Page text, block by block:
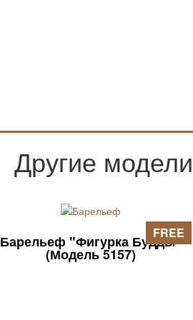
Другие
Барельеф "Фигурка Будды"
(Модель 5157)
FREE